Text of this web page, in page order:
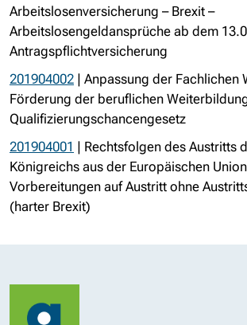
Arbeitslosenversicherung – Brexit –
Arbeitslosengeldansprüche ab dem
Antragspflichtversicherung
201904002 | Anpassung der Fachlichen
Förderung der beruflichen
Qualifizierungschancengesetz
201904001 | Rechtsfolgen des Austritts
Königreichs aus der Europäischen
Vorbereitungen auf Austritt ohne
(harter Brexit)